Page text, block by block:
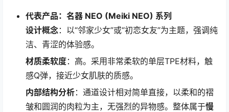
代表产品：名器 NEO (Meiki NEO) 系列
设计概念：以“邻家少女”或“初恋女友”为主题，强调纯
洁、青涩的体验感。
材质柔软度：高。采用非常柔软的单层TPE材料，触
感Q弹，接近少女肌肤的质感。
内部结构分析：通道设计相对简单直接，以柔和的褶
皱和圆润的肉粒为主，无强烈的异物感。整体属于慢